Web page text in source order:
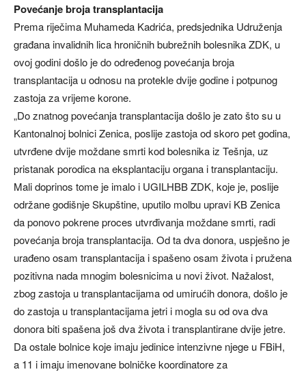
Povećanje broja transplantacija
Prema riječima Muhameda Kadrića, predsjednika Udruženja
građana invalidnih lica hroničnih bubrežnih bolesnika ZDK, u
ovoj godini došlo je do određenog povećanja broja
transplantacija u odnosu na protekle dvije godine i potpunog
zastoja za vrijeme korone.
„Do znatnog povećanja transplantacija došlo je zato što su u
Kantonalnoj bolnici Zenica, poslije zastoja od skoro pet godina,
utvrđene dvije moždane smrti kod bolesnika iz Tešnja, uz
pristanak porodica na eksplantaciju organa i transplantaciju.
Mali doprinos tome je imalo i UGILHBB ZDK, koje je, poslije
održane godišnje Skupštine, uputilo molbu upravi KB Zenica
da ponovo pokrene proces utvrđivanja moždane smrti, radi
povećanja broja transplantacija. Od ta dva donora, uspješno je
urađeno osam transplantacija i spašeno osam života i pružena
pozitivna nada mnogim bolesnicima u novi život. Nažalost,
zbog zastoja u transplantacijama od umirućih donora, došlo je
do zastoja u transplantacijama jetri i mogla su od ova dva
donora biti spašena još dva života i transplantirane dvije jetre.
Da ostale bolnice koje imaju jedinice intenzivne njege u FBiH,
a 11 i imaju imenovane bolničke koordinatore za